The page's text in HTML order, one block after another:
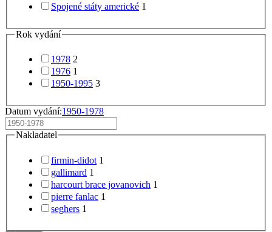
Spojené státy americké 1
Rok vydání
1978 2
1976 1
1950-1995 3
Datum vydání:1950-1978
Nakladatel
firmin-didot 1
gallimard 1
harcourt brace jovanovich 1
pierre fanlac 1
seghers 1